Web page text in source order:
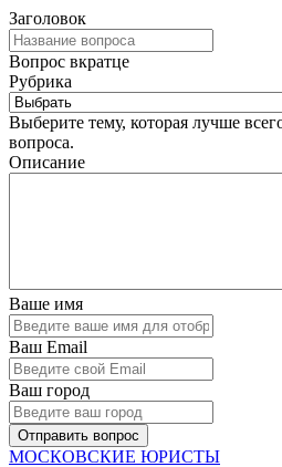
Заголовок
Вопрос вкратце
Рубрика
Выберите тему, которая лучше
вопроса.
Описание
Ваше имя
Ваш Email
Ваш город
Отправить вопрос
МОСКОВСКИЕ ЮРИСТЫ